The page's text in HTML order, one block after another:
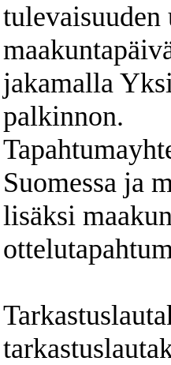
tulevaisuuden
jakamalla
palkinnon.
Suomessa ja
lisäksi